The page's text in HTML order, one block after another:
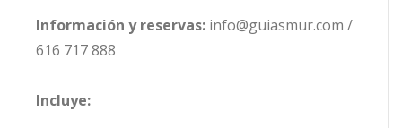
Información y reservas: info@guiasmur.com /
616 717 888
Incluye: